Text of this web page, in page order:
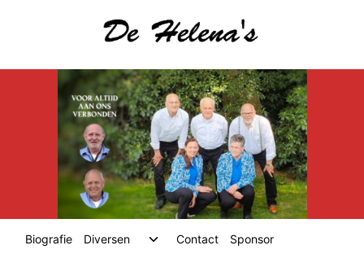
Biografie Diversen
ToggleContact Sponsor